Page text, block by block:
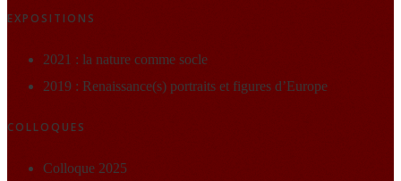
EXPOSITIONS
2021 : la nature comme socle
2019 : Renaissance(s) portraits et figures d’Europe
COLLOQUES
Colloque 2025